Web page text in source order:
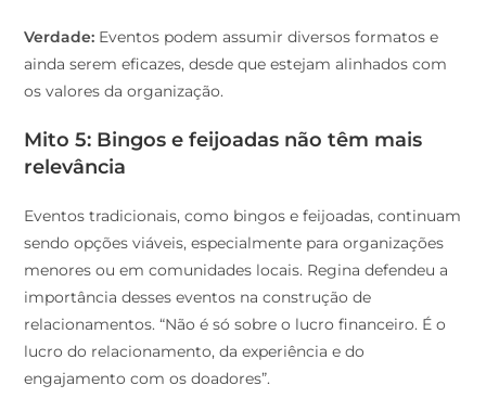
Verdade: Eventos podem assumir diversos formatos e
ainda serem eficazes, desde que estejam alinhados com
os valores da organização.
Mito 5: Bingos e feijoadas não têm mais
relevância
Eventos tradicionais, como bingos e feijoadas, continuam
sendo opções viáveis, especialmente para organizações
menores ou em comunidades locais. Regina defendeu a
importância desses eventos na construção de
relacionamentos. “Não é só sobre o lucro financeiro. É o
lucro do relacionamento, da experiência e do
engajamento com os doadores”.